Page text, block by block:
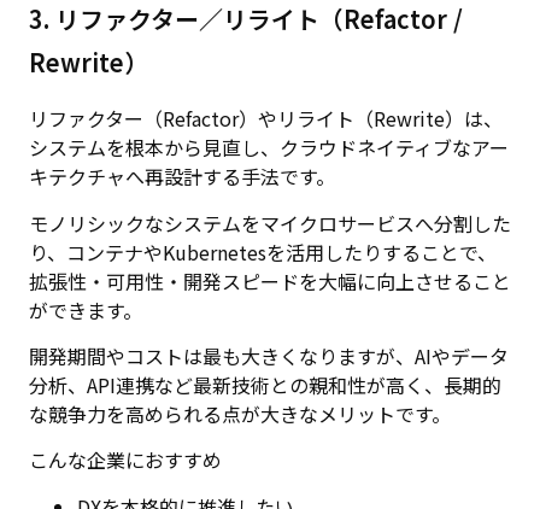
3. リファクター／リライト（Refactor /
Rewrite）
リファクター（Refactor）やリライト（Rewrite）は、
システムを根本から見直し、クラウドネイティブなアー
キテクチャへ再設計する手法です。
モノリシックなシステムをマイクロサービスへ分割した
り、コンテナやKubernetesを活用したりすることで、
拡張性・可用性・開発スピードを大幅に向上させること
ができます。
開発期間やコストは最も大きくなりますが、AIやデータ
分析、API連携など最新技術との親和性が高く、長期的
な競争力を高められる点が大きなメリットです。
こんな企業におすすめ